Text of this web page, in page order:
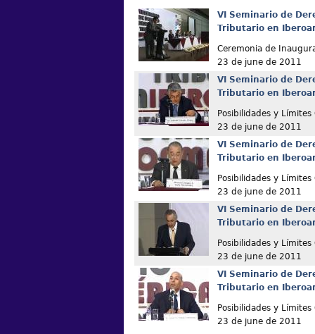
VI Seminario de
Tributario en
Ceremonia de
23 de june de 2011
VI Seminario de
Tributario en
Posibilidades y
23 de june de 2011
VI Seminario de
Tributario en
Posibilidades y
23 de june de 2011
VI Seminario de
Tributario en
Posibilidades y
23 de june de 2011
VI Seminario de
Tributario en
Posibilidades y
23 de june de 2011